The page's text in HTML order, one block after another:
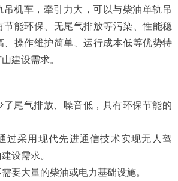
机车， 牵引力大，可以与柴油单轨吊
节能环保、无尾气排放等污染、性能稳
、操作维护简单、运行成本低等优势特
建设需求。
了尾气排放、噪音低，具有环保节能的
过采用现代先进通信技术实现无人驾
设需求。
要大量的柴油或电力基础设施。